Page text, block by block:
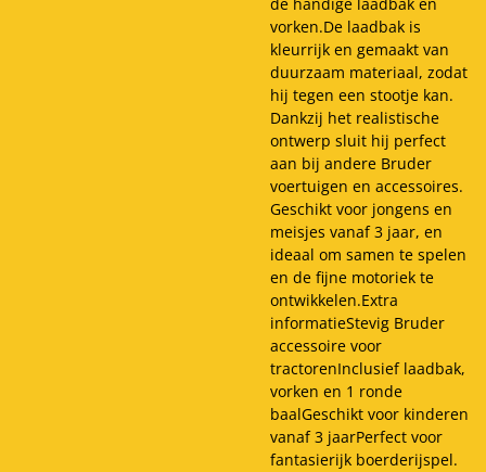
vorken.De laadbak is
kleurrijk en gemaakt van
duurzaam materiaal, zodat
hij tegen een stootje kan.
Dankzij het realistische
ontwerp sluit hij perfect
aan bij andere Bruder
voertuigen en accessoires.
Geschikt voor jongens en
meisjes vanaf 3 jaar, en
ideaal om samen te spelen
en de fijne motoriek te
ontwikkelen.Extra
informatieStevig Bruder
accessoire voor
tractorenInclusief laadbak,
vorken en 1 ronde
baalGeschikt voor kinderen
vanaf 3 jaarPerfect voor
fantasierijk boerderijspel.